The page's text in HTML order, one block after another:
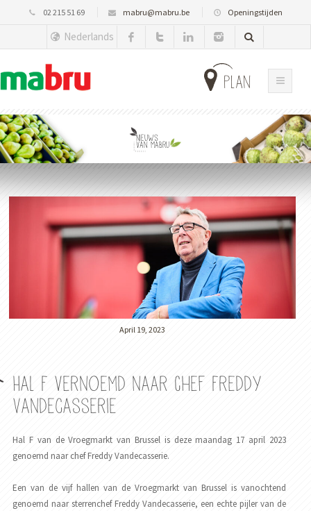
02 215 51 69 mabru@mabru.be Openingstijden
Nederlands
plan
Nieuws
van Mabru
April 19, 2023
Hal F vernoemd naar Chef Freddy
Vandecasserie
Hal F van de Vroegmarkt van Brussel is deze maandag 17 april 2023
genoemd naar chef Freddy Vandecasserie.
Een van de vijf hallen van de Vroegmarkt van Brussel is vanochtend
genoemd naar sterrenchef Freddy Vandecasserie, een echte pijler van de